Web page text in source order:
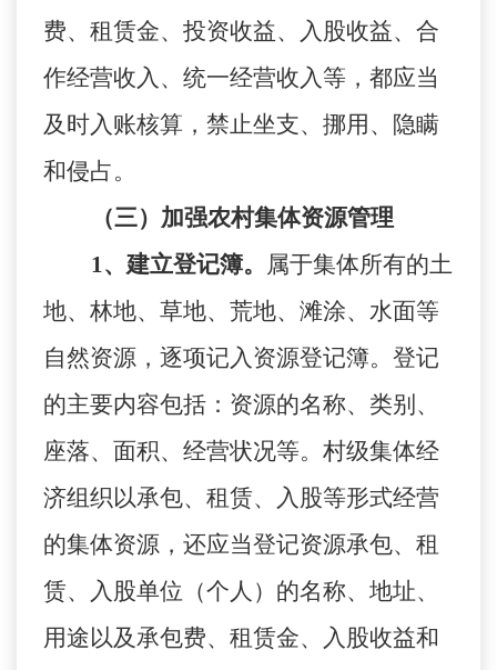
费、租赁金、投资收益、入股收益、合
作经营收入、统一经营收入等，都应当
及时入账核算，禁止坐支、挪用、隐瞒
和侵占。
（三）加强农村集体资源管理
1、建立登记簿。 属于集体所有的土
地、林地、草地、荒地、滩涂、水面等
自然资源，逐项记入资源登记簿。登记
的主要内容包括：资源的名称、类别、
座落、面积、经营状况等。村级集体经
济组织以承包、租赁、入股等形式经营
的集体资源，还应当登记资源承包、租
赁、入股单位（个人）的名称、地址、
用途以及承包费、租赁金、入股收益和